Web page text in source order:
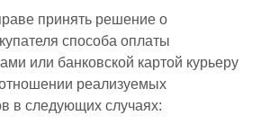
принять решение о
способа оплаты
или банковской картой курьеру
реализуемых
в следующих случаях: